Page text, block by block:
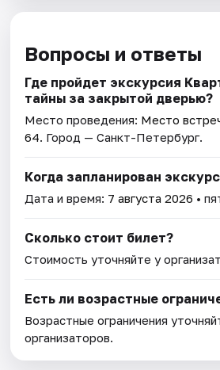
Вопросы и ответы
Где пройдет экскурсия
тайны за закрытой дверью?
Место проведения: Место
64. Город — Санкт-Петербург.
Когда запланирован
Дата и время: 7 августа 2026 •
Сколько стоит билет?
Стоимость уточняйте у
Есть ли возрастные
Возрастные ограничения
организаторов.